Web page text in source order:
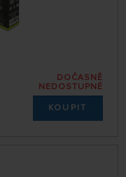
DOČASNĚ
NEDOSTUPNÉ
KOUPIT